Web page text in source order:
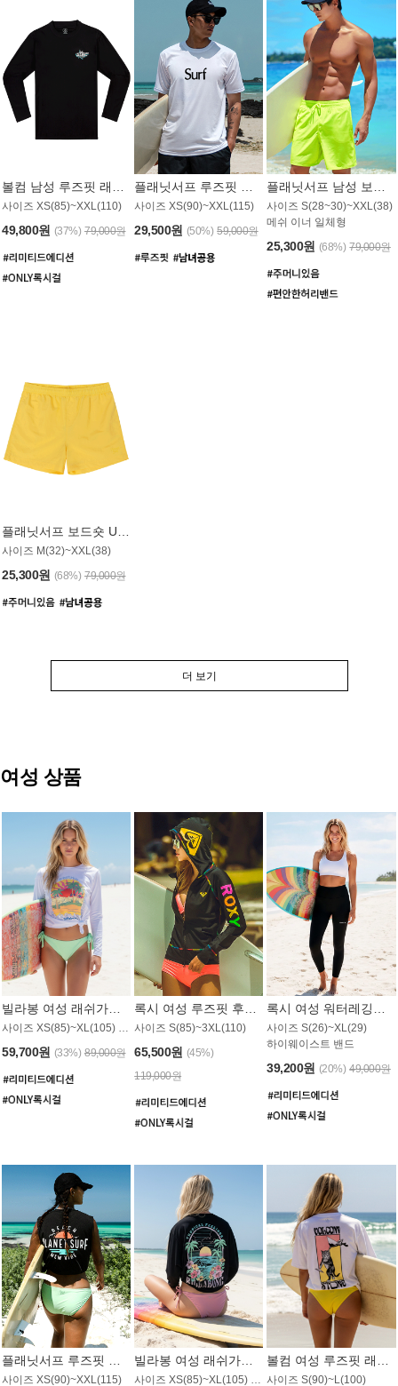
사이즈 XS(85)~XXL(110)
49,800원 (37%) 79,000원
사이즈 XS(90)~XXL(115)
29,500원 (50%) 59,000원
사이즈 S(28~30)~XXL(38)
메쉬 이너 일체형
25,300원 (68%) 79,000원
플래닛서프 보드숏 UMB008YPS
사이즈 M(32)~XXL(38)
25,300원 (68%) 79,000원
더 보기
여성 상품
59,700원 (33%) 89,000원
사이즈 S(85)~3XL(110)
65,500원 (45%)
119,000원
사이즈 S(26)~XL(29)
하이웨이스트 밴드
39,200원 (20%) 49,000원
사이즈 XS(90)~XXL(115) 사이즈 XS(85)~XL(105) / 오버핏 사이즈 S(90)~L(100)